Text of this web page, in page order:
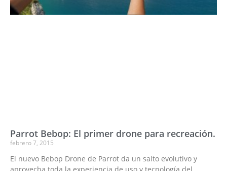
Parrot Bebop: El primer drone para recreación.
febrero 7, 2015
El nuevo Bebop Drone de Parrot da un salto evolutivo y